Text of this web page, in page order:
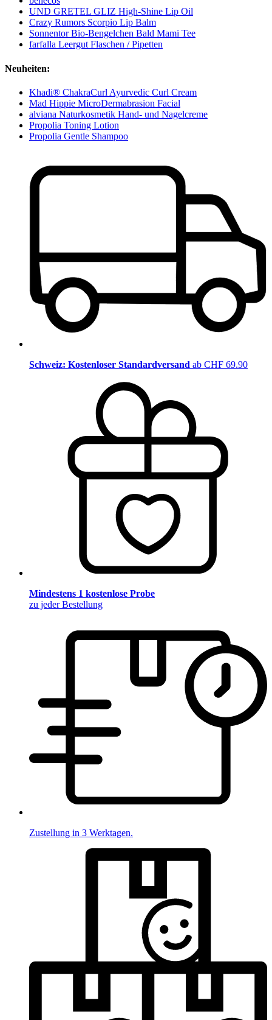
UND GRETEL GLIZ High-Shine Lip Oil
Crazy Rumors Scorpio Lip Balm
Sonnentor Bio-Bengelchen Bald Mami Tee
farfalla Leergut Flaschen / Pipetten
Neuheiten:
Khadi® ChakraCurl Ayurvedic Curl Cream
Mad Hippie MicroDermabrasion Facial
alviana Naturkosmetik Hand- und Nagelcreme
Propolia Toning Lotion
Propolia Gentle Shampoo
Schweiz: Kostenloser Standardversand ab CHF 69.90
Mindestens 1 kostenlose Probe
zu jeder Bestellung
Zustellung in 3 Werktagen.